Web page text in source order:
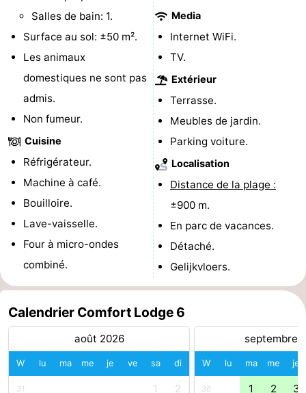
vélo
Équitation
Terrains
golf
Surfen
Equitation
Boire
et
manger
Événements
Pratiques
Forum
Route
Stationnement
-
Tram
du
littoral
Adresses
Médicales
Région
Flandre-
Salles de bain: 1.
Surface au sol: ±50 m².
Les animaux
domestiques ne sont pas
admis.
Non fumeur.
Cuisine
Réfrigérateur.
Machine à café.
Bouilloire.
Lave-vaisselle.
Four à micro-ondes
combiné.
Media
Internet WiFi.
TV.
Extérieur
Terrasse.
Meubles de jardin.
Parking voiture.
Localisation
Distance de la plage :
±900 m.
En parc de vacances.
Détaché.
Gelijkvloers.
Calendrier Comfort Lodge 6
août 2026
W lu ma me je ve sa di
31 1 2
septembre
W lu ma me je
36 1 2 3